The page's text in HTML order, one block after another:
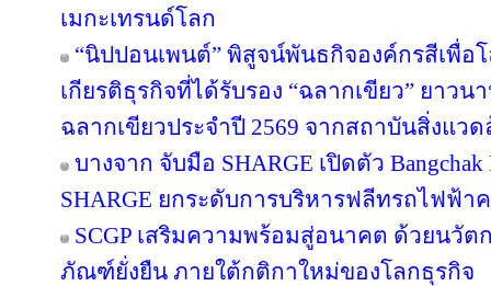
เมกะเทรนด์โลก
“นิปปอนเพนต์” พิสูจน์พันธกิจองค์กรสีเพื่อ
เกียรติธุรกิจที่ได้รับรอง “ฉลากเขียว” ยาวน
ฉลากเขียวประจำปี 2569 จากสถาบันสิ่งแว
บางจาก จับมือ SHARGE เปิดตัว Bangchak
SHARGE ยกระดับการบริหารฟลีทรถไฟฟ้า
SCGP เสริมความพร้อมสู่อนาคต ด้วยนวั
ภัณฑ์ยั่งยืน ภายใต้กติกาใหม่ของโลกธุรกิจ